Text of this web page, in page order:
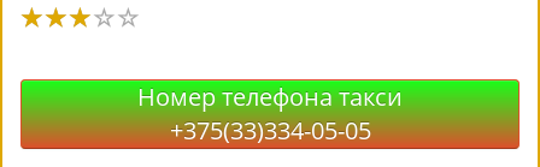
Номер телефона такси
+375(33)334-05-05